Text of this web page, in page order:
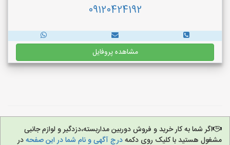
09120424192
مشاهده پروفایل
اگر شما به کار خرید و فروش دوربین مداربسته،دزدگیر و لوازم جانبی
مشغول هستید با کلیک روی دکمهدرج آگهی و نام شما در این صفحهدر